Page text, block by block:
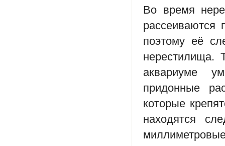
Во время
рассеиваются
поэтому её
аквариуме
придонные
которые
находятся